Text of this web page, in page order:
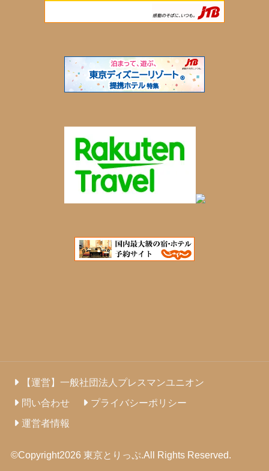
【運営】一般社団法人プレスマンユニオン
問い合わせ
プライバシーポリシー
運営者情報
©Copyright2026 東京とりっぷ.All Rights Reserved.